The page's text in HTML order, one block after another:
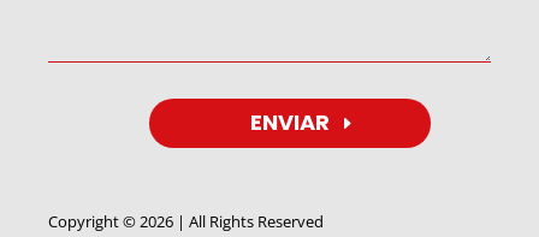
ENVIAR
Copyright © 2026 | All Rights Reserved